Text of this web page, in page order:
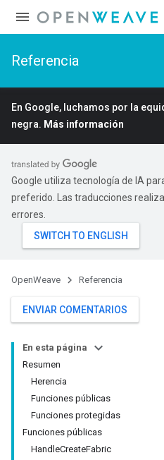
Referencia
En Google, luchamos por la
negra. Más información
Google utiliza tecnología de IA
preferido. Las traducciones
errores.
OpenWeave Referencia
ENVIAR COMENTARIOS
En esta página
Resumen
Herencia
Funciones públicas
Funciones protegidas
Funciones públicas
HandleCreateFabric